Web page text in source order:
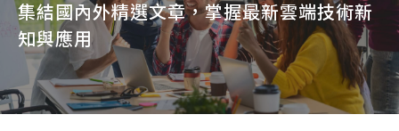
集結國內外精選文章，掌握最新雲端技術新
知與應用